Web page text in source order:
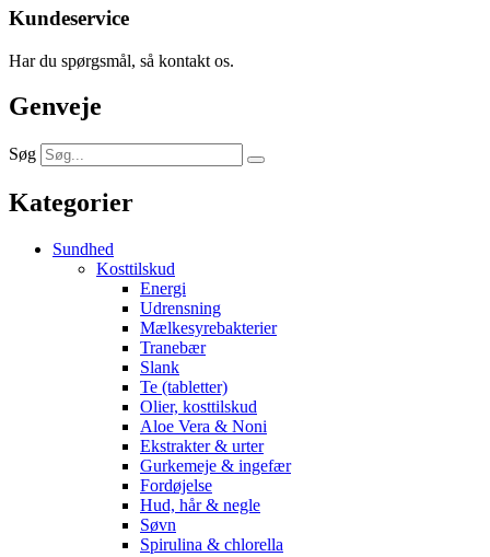
Kundeservice
Har du spørgsmål, så kontakt os.
Genveje
Søg
Kategorier
Sundhed
Kosttilskud
Energi
Udrensning
Mælkesyrebakterier
Tranebær
Slank
Te (tabletter)
Olier, kosttilskud
Aloe Vera & Noni
Ekstrakter & urter
Gurkemeje & ingefær
Fordøjelse
Hud, hår & negle
Søvn
Spirulina & chlorella